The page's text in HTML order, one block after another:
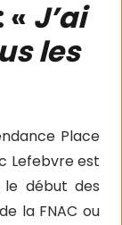
« J’ai
les
Place
Lefebvre est
le début des
la FNAC ou